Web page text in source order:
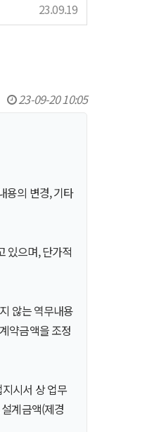
23.09.19
23-09-20 10:05
용의 변경, 기타
있으며, 단가적
않는 역무내용
약금액을 조정
시서 상 업무
계금액(제경